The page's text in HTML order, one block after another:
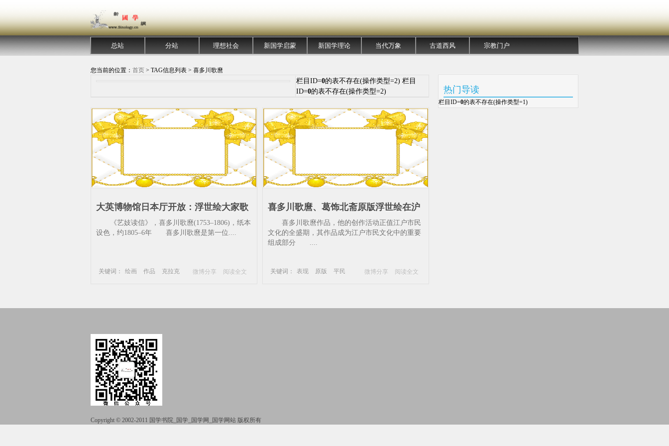
总站 分站 理想社会 新国学启蒙 新国学理论 当代万象 古道西风 宗教门户
您当前的位置： 首页 > TAG信息列表 > 喜多川歌麿
栏目ID=0的表不存在(操作类型=2) 栏目
ID=0的表不存在(操作类型=2) 热门导读
栏目ID=0的表不存在(操作类型=1)
大英博物馆日本厅开放：浮世绘大家歌
麿《艺妓读信》首次亮相_日本木版画-
浮世绘-绘画-作品-克拉克
《艺妓读信》，喜多川歌麿(1753‒1806)，纸本
设色，约1805‒6年 喜多川歌麿是第一位....
关键词： 绘画 作品
克拉克
微博分享 阅读全文
喜多川歌麿、葛饰北斋原版浮世绘在沪
亮相，被誉为江户时代“百科全书”_浮
世绘-版画-表现-原版-平民
喜多川歌麿作品，他的创作活动正值江户市民
文化的全盛期，其作品成为江户市民文化中的重要
组成部分 ....
关键词： 表现 原版
平民
微博分享 阅读全文
Copyright © 2002-2011 国学书院_国学_国学网_国学网站 版权所有